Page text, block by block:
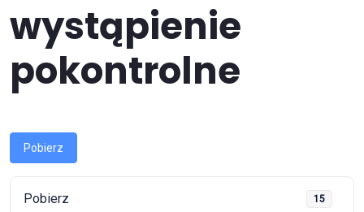
wystąpienie
pokontrolne
Pobierz
Pobierz 15